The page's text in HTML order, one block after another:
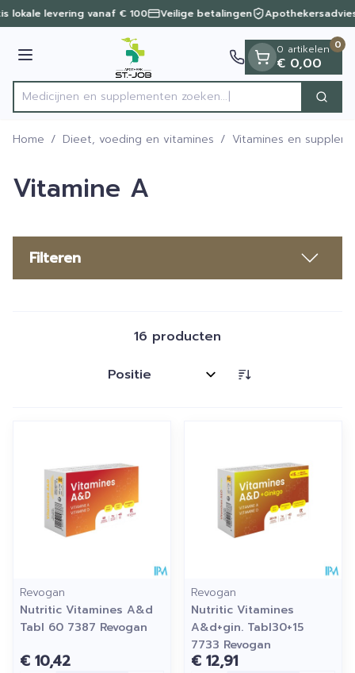
Ga naar de inhoud
1 van 1
lokale levering vanaf € 100 Veilige betalingen Apothekersadvies
Menu
Product, merk, categorie...
Medicijnen en supplementen zoe Zoek
0 artikelen
€ 0,00
0
Home / Dieet, voeding en vitamines / Vitamines en
Vitamine A
Filteren
16 producten
Sorteer op:
Revogan
Nutritic Vitamines A&d
Tabl 60 7387 Revogan
€ 10,42
Revogan
Nutritic Vitamines
A&d+gin. Tabl30+15
7733 Revogan
€ 12,91